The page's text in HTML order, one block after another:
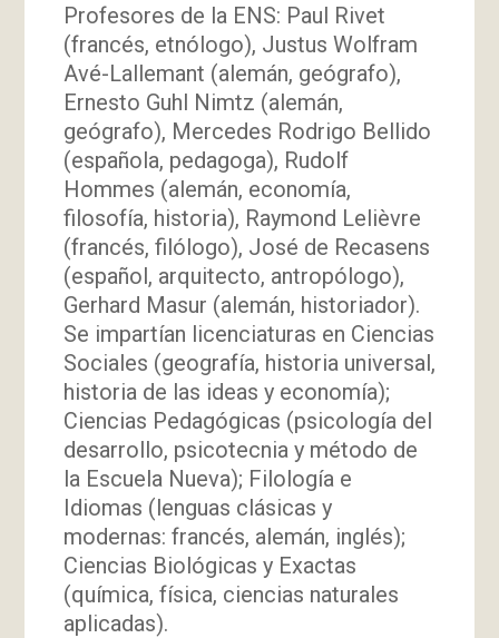
Profesores de la ENS: Paul Rivet
(francés, etnólogo), Justus Wolfram
Avé-Lallemant (alemán, geógrafo),
Ernesto Guhl Nimtz (alemán,
geógrafo), Mercedes Rodrigo Bellido
(española, pedagoga), Rudolf
Hommes (alemán, economía,
filosofía, historia), Raymond Lelièvre
(francés, filólogo), José de Recasens
(español, arquitecto, antropólogo),
Gerhard Masur (alemán, historiador).
Se impartían licenciaturas en Ciencias
Sociales (geografía, historia universal,
historia de las ideas y economía);
Ciencias Pedagógicas (psicología del
desarrollo, psicotecnia y método de
la Escuela Nueva); Filología e
Idiomas (lenguas clásicas y
modernas: francés, alemán, inglés);
Ciencias Biológicas y Exactas
(química, física, ciencias naturales
aplicadas).